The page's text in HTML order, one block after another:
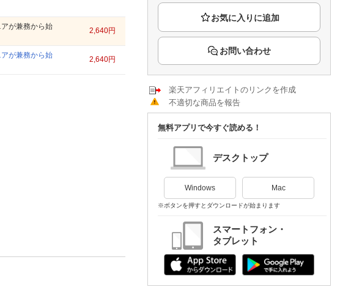
楽天チケット
エンタメニュース
推し楽
が兼務から始
2,640円
が兼務から始
2,640円
お問い合わせ
楽天アフィリエイトのリンクを作成
不適切な商品を報告
無料アプリで今すぐ読める！
デスクトップ
Windows Mac
※ボタンを押すとダウンロードが始まります
スマートフォン・
タブレット